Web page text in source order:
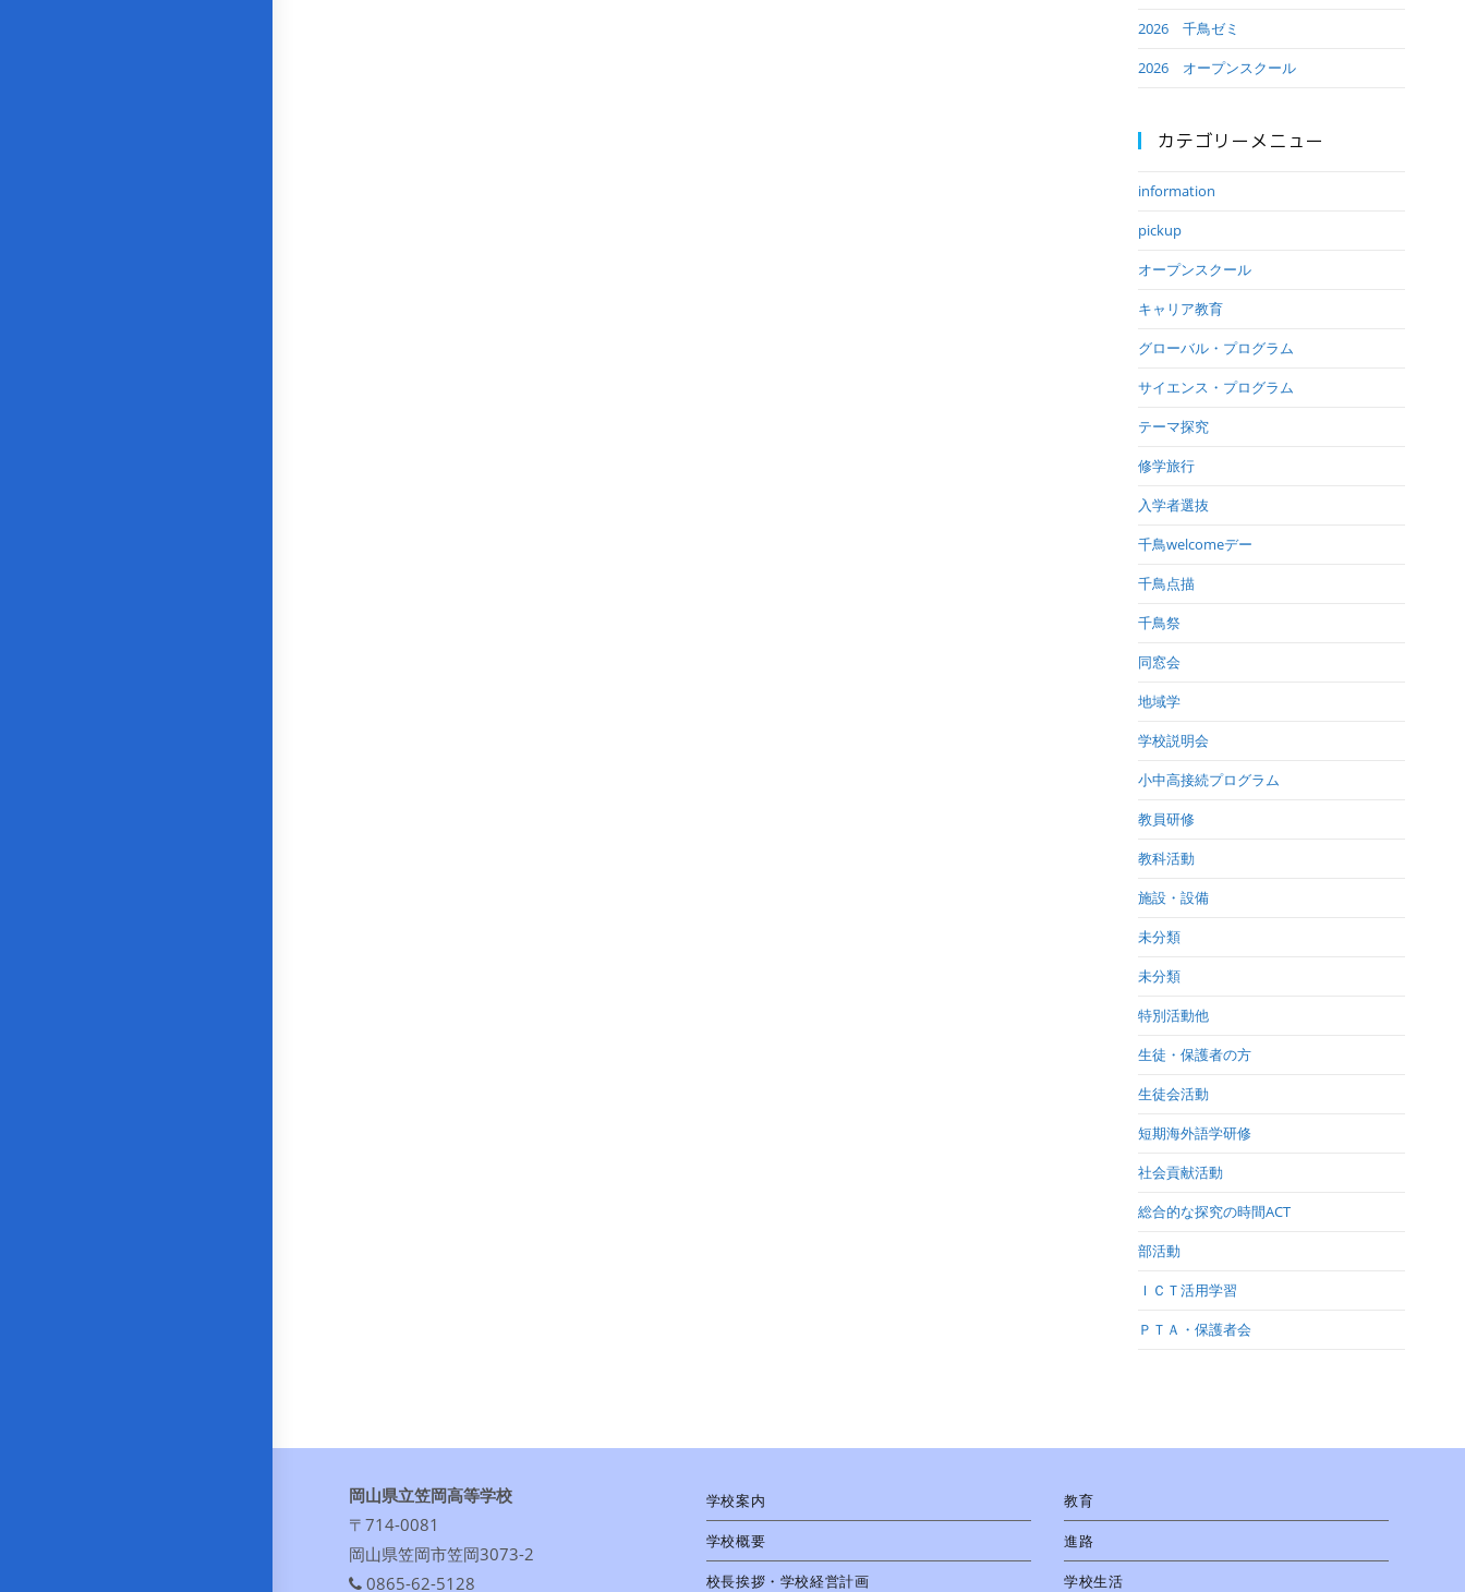
2026 千鳥ゼミ
2026 オープンスクール
カテゴリーメニュー
information
pickup
オープンスクール
キャリア教育
グローバル・プログラム
サイエンス・プログラム
テーマ探究
修学旅行
入学者選抜
千鳥welcomeデー
千鳥点描
千鳥祭
同窓会
地域学
学校説明会
小中高接続プログラム
教員研修
教科活動
施設・設備
未分類
未分類
特別活動他
生徒・保護者の方
生徒会活動
短期海外語学研修
社会貢献活動
総合的な探究の時間ACT
部活動
ＩＣＴ活用学習
ＰＴＡ・保護者会
岡山県立笠岡高等学校
〒714-0081
岡山県笠岡市笠岡3073-2
0865-62-5128
学校案内
学校概要
校長挨拶・学校経営計画
教育
進路
学校生活